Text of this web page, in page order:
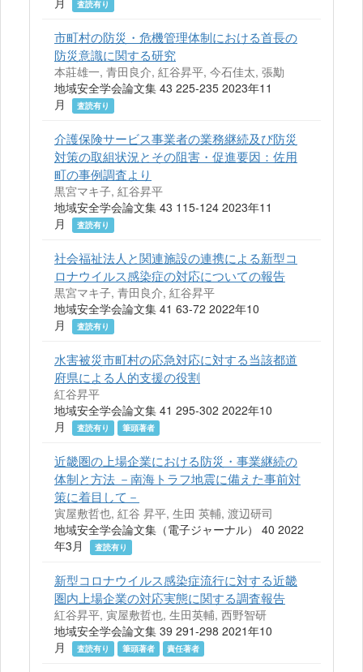
査読有り
市町村の防災・危機管理体制における首長の
防災意識に関する研究
本莊雄一, 青田良介, 紅谷昇平, 今石佳太, 張勱
地域安全学会論文集 43 225-235 2023年11
月
査読有り
介護保険サービス事業者の業務継続及び防災
対策の取組状況とその阻害・促進要因：佐用
町の事例調査より
黒宮マキ子, 紅谷昇平
地域安全学会論文集 43 115-124 2023年11
月
査読有り
社会福祉法人と関連施設の連携による新型コ
ロナウイルス感染症の対応についての報告
黒宮マキ子, 青田良介, 紅谷昇平
地域安全学会論文集 41 63-72 2022年10
月
査読有り
水害被災市町村の応急対応に対する当該都道
府県による人的支援の役割
紅谷昇平
地域安全学会論文集 41 295-302 2022年10
月
査読有り 筆頭著者
近畿圏の上場企業における防災・事業継続の
体制と方法 －南海トラフ地震に備えた事前対
策に着目して－
寅屋敷哲也, 紅谷 昇平, 生田 英輔, 渡辺研司
地域安全学会論文集（電子ジャーナル） 40 2022
年3月
査読有り
新型コロナウイルス感染症流行に対する近畿
圏内上場企業の対応実態に関する調査報告
紅谷昇平, 寅屋敷哲也, 生田英輔, 西野智研
地域安全学会論文集 39 291-298 2021年10
月
査読有り 筆頭著者 責任著者